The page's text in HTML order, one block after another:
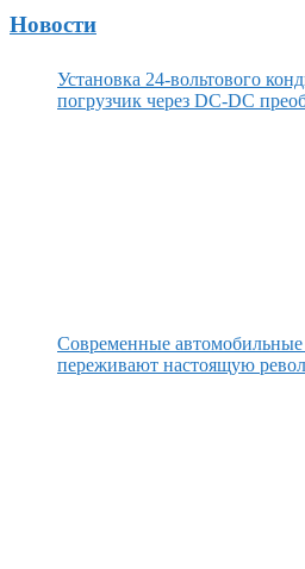
Новости
Установка 24-вольтового
погрузчик через DC-DC
Современные
переживают настоящую